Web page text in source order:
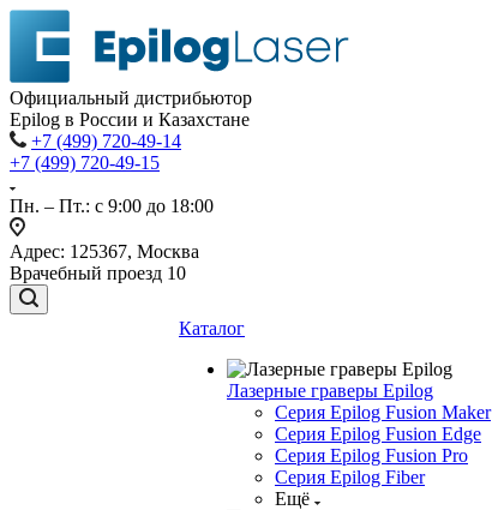
Официальный дистрибьютор
Epilog в России и Казахстане
+7 (499) 720-49-14
+7 (499) 720-49-15
Пн. – Пт.: с 9:00 до 18:00
Адрес: 125367, Москва
Врачебный проезд 10
Каталог
Лазерные граверы Epilog
Серия Epilog Fusion Maker
Серия Epilog Fusion Edge
Серия Epilog Fusion Pro
Серия Epilog Fiber
Ещё